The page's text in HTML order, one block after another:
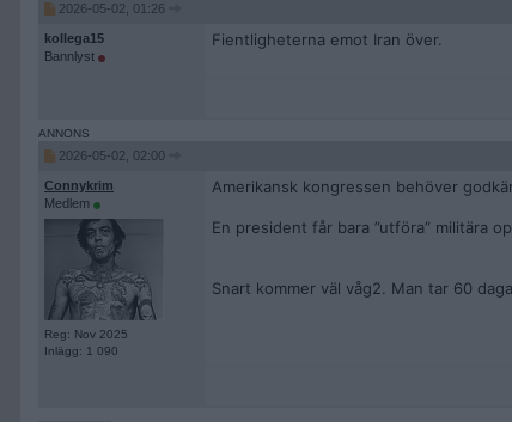
2026-05-02, 01:26
kollega15
Bannlyst
Fientligheterna emot Iran över.
2026-05-02, 02:00
Connykrim
Medlem
Reg: Nov 2025
Inlägg: 1 090
Amerikansk kongressen behöver
En president får bara ”utföra” militära
Snart kommer väl våg2. Man tar 60